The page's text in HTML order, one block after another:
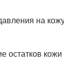
на
кожи